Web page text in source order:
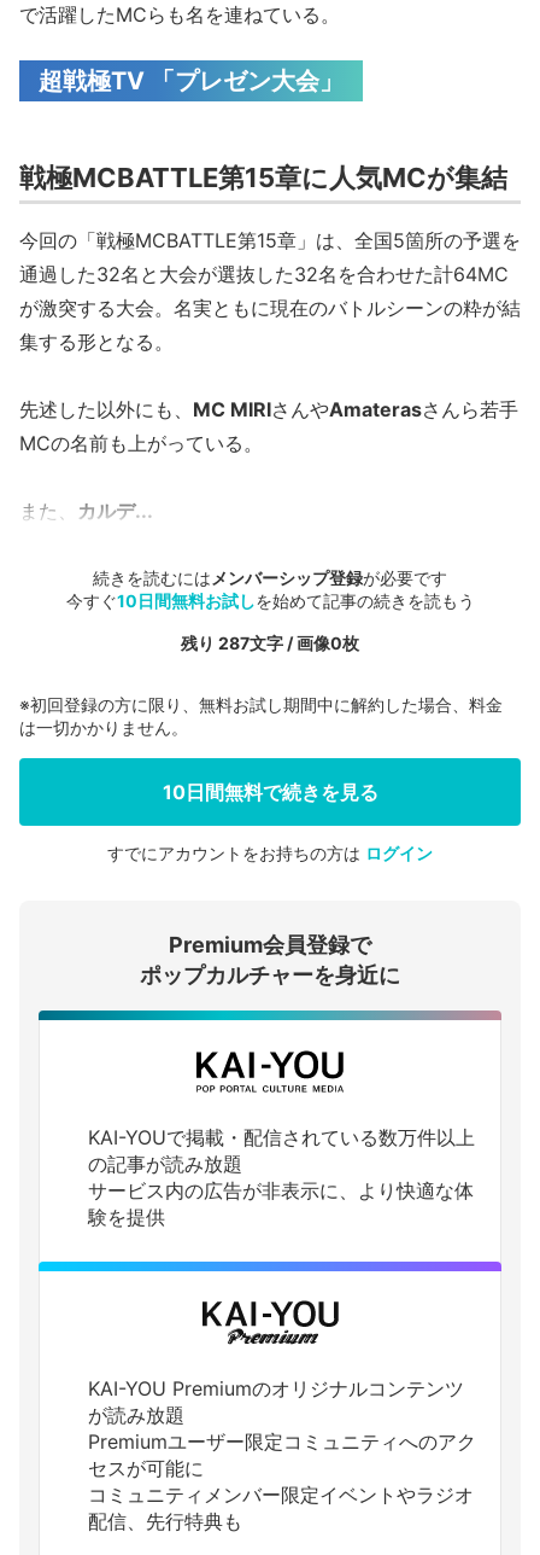
で活躍したMCらも名を連ねている。
超戦極TV 「プレゼン大会」
戦極MCBATTLE第15章に人気MCが集結
今回の「戦極MCBATTLE第15章」は、全国5箇所の予選を
通過した32名と大会が選抜した32名を合わせた計64MC
が激突する大会。名実ともに現在のバトルシーンの粋が結
集する形となる。
先述した以外にも、 MC MIRIさんやAmaterasさんら若手
MCの名前も上がっている。
また、 カルデ...
続きを読むには メンバーシップ登録が必要です
今すぐ10日間無料お試しを始めて記事の続きを読もう
残り 287文字 / 画像0枚
会員登録する
ログインする
※初回登録の方に限り、無料お試し期間中に解約した場合、料金
は一切かかりません。
10日間無料で続きを見る
すでにアカウントをお持ちの方は ログイン
Premium会員登録で
ポップカルチャーを身近に
KAI-YOUで掲載・配信されている数万件以上
の記事が読み放題
サービス内の広告が非表示に、より快適な体
験を提供
KAI-YOU Premiumのオリジナルコンテンツ
が読み放題
Premiumユーザー限定コミュニティへのアク
セスが可能に
コミュニティメンバー限定イベントやラジオ
配信、先行特典も